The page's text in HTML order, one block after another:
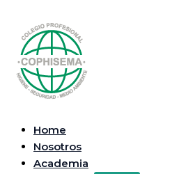
contenido
Home
Nosotros
Academia